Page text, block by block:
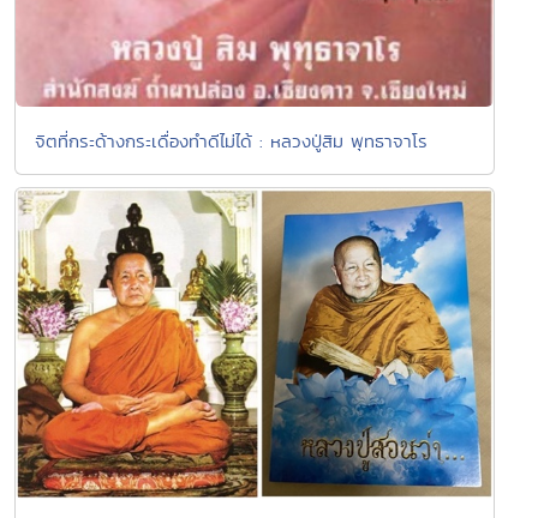
จิตที่กระด้างกระเดื่องทำดีไม่ได้ : หลวงปู่สิม พุทธาจาโร